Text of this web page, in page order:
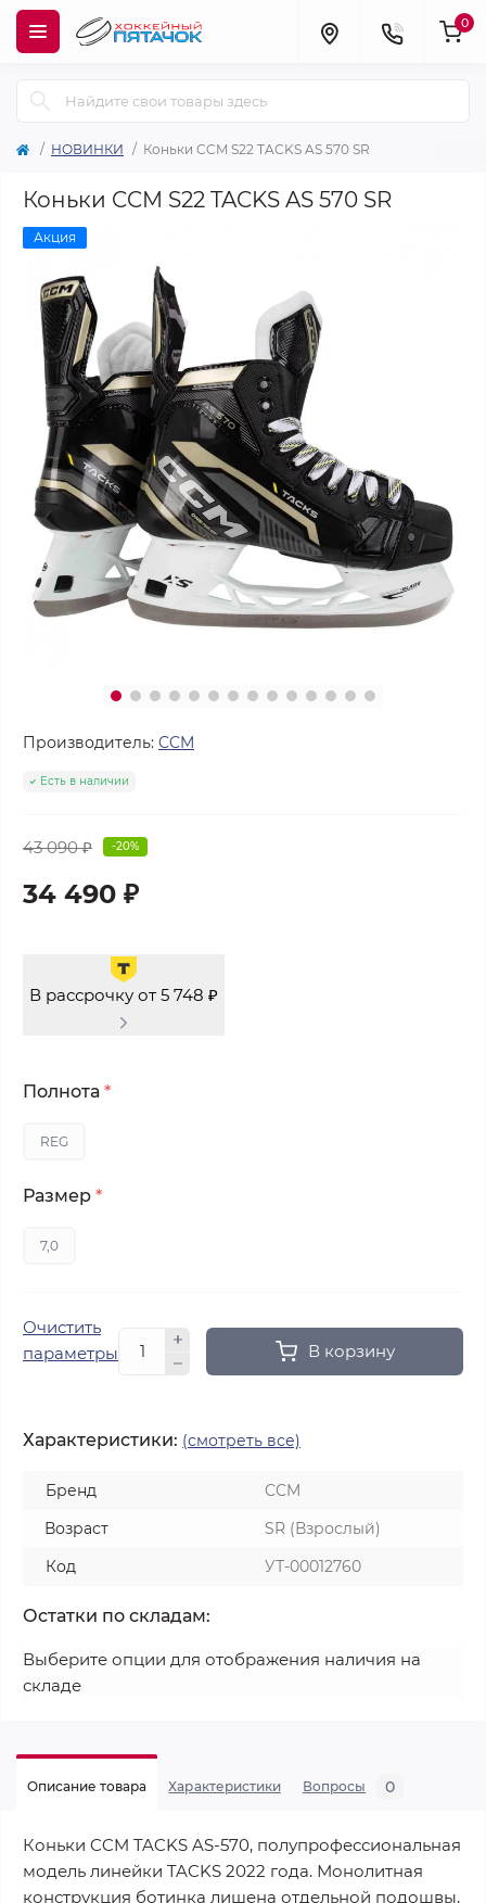
0
НОВИНКИ Коньки CCM S22 TACKS AS 570 SR
Коньки CCM S22 TACKS AS 570 SR
Акция
Производитель: CCM
Есть в наличии
43 090 ₽ -20%
34 490 ₽
В рассрочку от 5 748 ₽
Полнота *
REG
Размер *
7,0
Очистить
параметры
В корзину
Характеристики: (смотреть все)
Бренд
CCM
Возраст
SR (Взрослый)
Код
УТ-00012760
Остатки по складам:
Выберите опции для отображения наличия на
складе
Описание товара Характеристики Вопросы 0
Коньки CCM TACKS AS-570, полупрофессиональная
модель линейки TACKS 2022 года. Монолитная
конструкция ботинка лишена отдельной подошвы,